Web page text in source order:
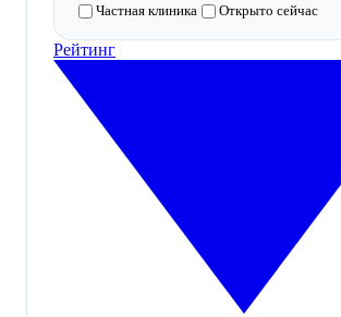
Частная клиника
Открыто сейчас
Рейтинг